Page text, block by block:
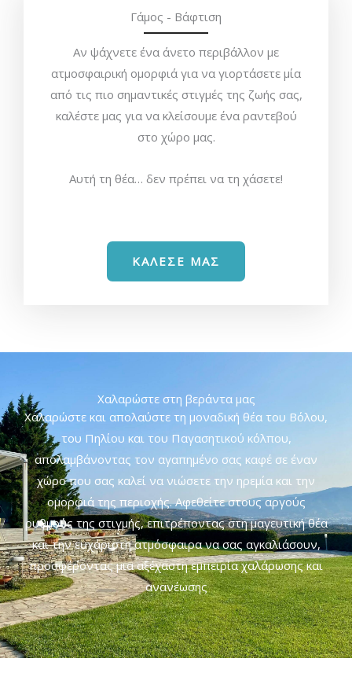
Γάμος - Βάφτιση
Αν ψάχνετε ένα άνετο περιβάλλον με
ατμοσφαιρική ομορφιά για να γιορτάσετε μία
από τις πιο σημαντικές στιγμές της ζωής σας,
καλέστε μας για να κλείσουμε ένα ραντεβού
στο χώρο μας.
Αυτή τη θέα… δεν πρέπει να τη χάσετε!
ΚΑΛΕΣΕ ΜΑΣ
Χαλαρώστε στη βεράντα μας
Χαλαρώστε και απολαύστε τη μοναδική θέα του Βόλου,
του Πηλίου και του Παγασητικού κόλπου,
απολαμβάνοντας τον αγαπημένο σας καφέ σε έναν
χώρο που σας καλεί να νιώσετε την ηρεμία και την
ομορφιά της περιοχής. Αφεθείτε στους αργούς
ρυθμούς της στιγμής, επιτρέποντας στη μαγευτική θέα
και την ευχάριστη ατμόσφαιρα να σας αγκαλιάσουν,
προσφέροντας μια αξέχαστη εμπειρία χαλάρωσης και
ανανέωσης